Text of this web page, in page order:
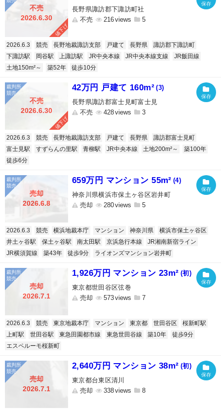
不売
2026.6.30
値下げ
長野県諏訪郡下諏訪町社
不売
216 5
2026.6.3 競売 長野地裁諏訪支部 戸建て 長野県
諏訪郡下諏訪町
下諏訪駅
岡谷駅 上諏訪駅 JR中央本線 JR中央本線支線
JR飯田線
土地150m²～
築52年 徒歩10分
不売
2026.6.30
値下げ
42万円 戸建て 160m² (3)
長野県諏訪郡富士見町富士見
不売
428 3
2026.6.3 競売 長野地裁諏訪支部 戸建て 長野県
諏訪郡富士見町
富士見駅
すずらんの里駅 青柳駅 JR中央本線 土地200m²～
築100年
徒歩6分
売却
2026.6.8
659万円 マンション 55m² (4)
神奈川県横浜市保土ヶ谷区岩井町
売却
280 5
2026.6.3 競売 横浜地裁本庁 マンション 神奈川県
横浜市保土ヶ谷区
井土ヶ谷駅
保土ヶ谷駅 南太田駅 京浜急行本線
JR湘南新宿ライン
JR横須賀線
築43年 徒歩9分 ライオンズマンション岩井町
売却
2026.7.1
1,926万円 マンション 23m² (初)
東京都世田谷区弦巻
売却
573 7
2026.6.3 競売 東京地裁本庁 マンション 東京都 世田谷区
桜新町駅
上町駅
世田谷駅 東急田園都市線 東急世田谷線 築10年
徒歩9分
エスペルーモ桜新町
売却
2026.7.1
2,640万円 マンション 38m² (初)
東京都台東区清川
売却
338 8